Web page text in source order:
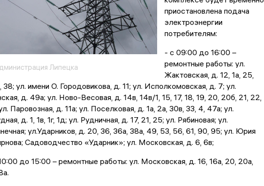
Липецка
приостановлена подача
электроэнергии
потребителям:
- с 09:00 до 16:00 –
ремонтные работы: ул.
Жактовская, д. 12, 1а, 25,
38; ул. имени О. Городовикова, д. 11; ул. Исполкомовская, д. 7; ул.
д. 49а; ул. Ново-Весовая, д. 14в, 14в/1, 15, 17, 18, 19, 20, 20б, 21, 22,
Паровозная, д. 11а; ул. Поселковая, д. 1а, 2а, 30в, 33, 4, 47а; ул.
д. 1, 1в, 1г, 1д; ул. Рудничная, д. 17, 21, 25; ул. Рябиновая; ул.
ул.Ударников, д. 20, 36, 36а, 38а, 49, 53, 56, 61, 90, 95; ул. Юрия
Садоводчество «Ударник»; ул. Московская, д. 6, 6в;
до 15:00 – ремонтные работы: ул. Московская, д. 16, 16а, 20, 20а,